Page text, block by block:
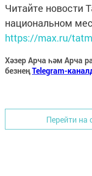
Читайте новости
национальном
https://max.ru/
Хәзер Арча һәм Арча
безнеңTelegram-
Перейти на